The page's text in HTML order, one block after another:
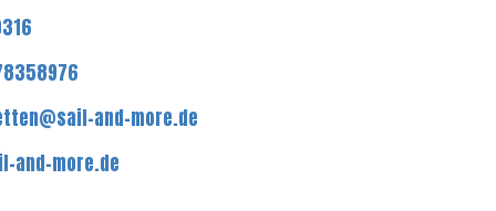
and-more.de
and-more.de